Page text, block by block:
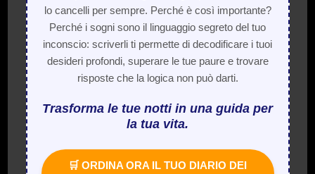
lo cancelli per sempre. Perché è così importante?
Perché i sogni sono il linguaggio segreto del tuo
inconscio: scriverli ti permette di decodificare i tuoi
desideri profondi, superare le tue paure e trovare
risposte che la logica non può darti.
Trasforma le tue notti in una guida per
la tua vita.
🛒 ORDINA ORA IL TUO DIARIO DEI